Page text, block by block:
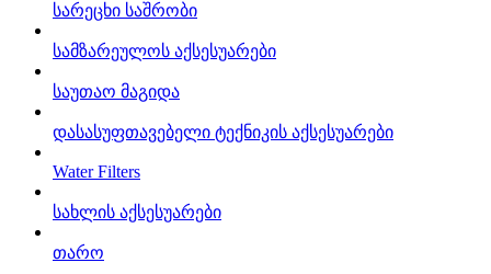
სარეცხი საშრობი
სამზარეულოს აქსესუარები
საუთაო მაგიდა
დასასუფთავებელი ტექნიკის აქსესუარები
Water Filters
სახლის აქსესუარები
თარო